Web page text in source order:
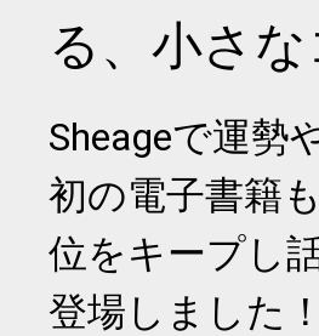
る、小さな
Sheageで運勢
初の電子書籍
位をキープし
登場しました